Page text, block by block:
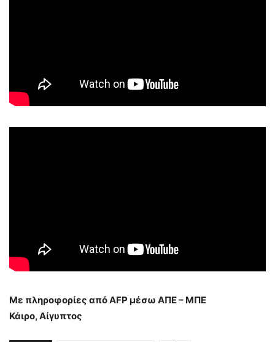
Με πληροφορίες από AFP μέσω ΑΠΕ – ΜΠΕ
Κάιρο, Αίγυπτος